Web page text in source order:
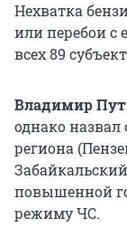
Нехватка
или перебои с
всех 89
Владимир
однако назвал
региона
повышенной
режиму ЧС.